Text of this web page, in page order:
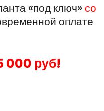
«под ключ»со
оплате
000 руб!